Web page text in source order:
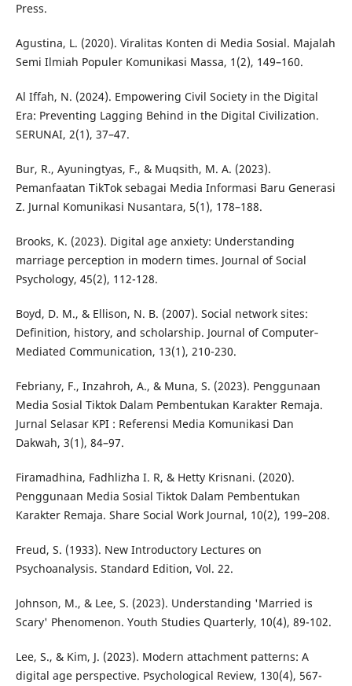
Press.
Agustina, L. (2020). Viralitas Konten di Media Sosial. Majalah
Semi Ilmiah Populer Komunikasi Massa, 1(2), 149–160.
Al Iffah, N. (2024). Empowering Civil Society in the Digital
Era: Preventing Lagging Behind in the Digital Civilization.
SERUNAI, 2(1), 37–47.
Bur, R., Ayuningtyas, F., & Muqsith, M. A. (2023).
Pemanfaatan TikTok sebagai Media Informasi Baru Generasi
Z. Jurnal Komunikasi Nusantara, 5(1), 178–188.
Brooks, K. (2023). Digital age anxiety: Understanding
marriage perception in modern times. Journal of Social
Psychology, 45(2), 112-128.
Boyd, D. M., & Ellison, N. B. (2007). Social network sites:
Definition, history, and scholarship. Journal of Computer‐
Mediated Communication, 13(1), 210-230.
Febriany, F., Inzahroh, A., & Muna, S. (2023). Penggunaan
Media Sosial Tiktok Dalam Pembentukan Karakter Remaja.
Jurnal Selasar KPI : Referensi Media Komunikasi Dan
Dakwah, 3(1), 84–97.
Firamadhina, Fadhlizha I. R, & Hetty Krisnani. (2020).
Penggunaan Media Sosial Tiktok Dalam Pembentukan
Karakter Remaja. Share Social Work Journal, 10(2), 199–208.
Freud, S. (1933). New Introductory Lectures on
Psychoanalysis. Standard Edition, Vol. 22.
Johnson, M., & Lee, S. (2023). Understanding 'Married is
Scary' Phenomenon. Youth Studies Quarterly, 10(4), 89-102.
Lee, S., & Kim, J. (2023). Modern attachment patterns: A
digital age perspective. Psychological Review, 130(4), 567-